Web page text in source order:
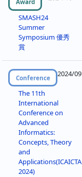
SMASH24
Summer
Symposium 優秀
賞
Conference 2024/09
The 11th
International
Conference on
Advanced
Informatics:
Concepts, Theory
and
Applications(ICAICTA
2024)